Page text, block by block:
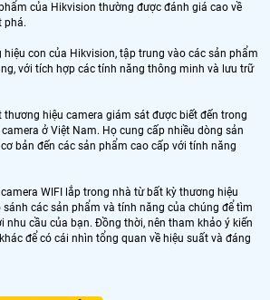
của Hikvision thường được đánh giá cao về
phá.
hiệu con của Hikvision, tập trung vào các sản phẩm
với tích hợp các tính năng thông minh và lưu trữ
thương hiệu camera giám sát được biết đến trong
ở Việt Nam. Họ cung cấp nhiều dòng sản
bản đến các sản phẩm cao cấp với tính năng
WIFI lắp trong nhà từ bất kỳ thương hiệu
sánh các sản phẩm và tính năng của chúng để tìm
nhu cầu của bạn. Đồng thời, nên tham khảo ý kiến
để có cái nhìn tổng quan về hiệu suất và đáng